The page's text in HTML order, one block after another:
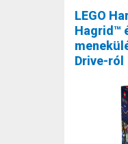
LEGO
Hagrid™
Drive-ról